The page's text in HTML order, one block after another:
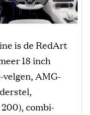
is de RedArt
18 inch
AMG-
combi-